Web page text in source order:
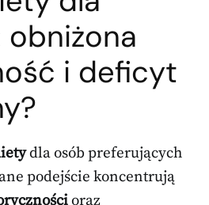
obniżona
i deficyt
dla osób preferujących
podejście koncentrują
oraz